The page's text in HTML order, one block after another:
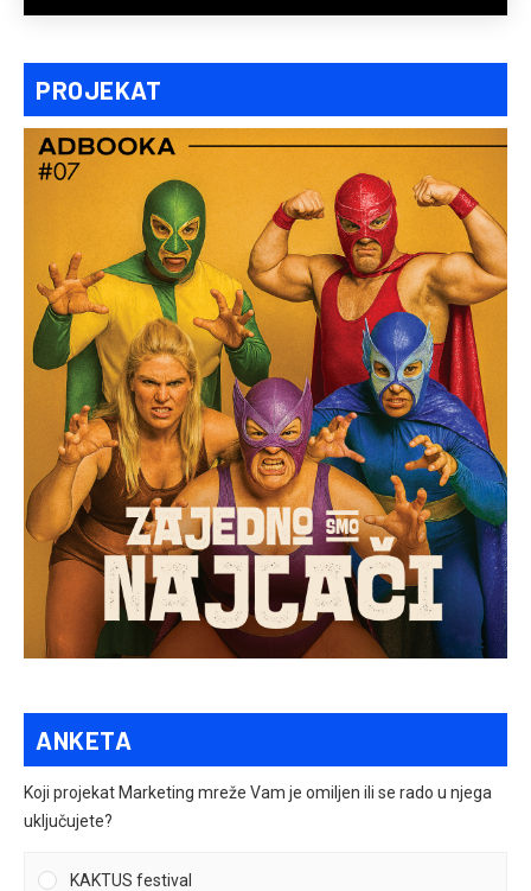
PROJEKAT
ANKETA
Koji projekat Marketing mreže Vam je omiljen ili se rado u njega
uključujete?
KAKTUS festival